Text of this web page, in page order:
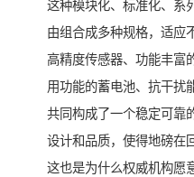
这种模块化、标准化、系
由组合成多种规格，适应
高精度传感器、功能丰富
用功能的蓄电池、抗干扰
共同构成了一个稳定可靠
设计和品质，使得地磅在
这也是为什么权威机构愿